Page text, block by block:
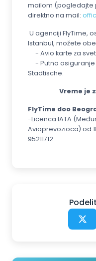
mailom (pogledajte
direktno na mail:
U agenciji FlyTime,
Istanbul, možete
- Avio karte za
- Putno osiguranje
Stadtische.
Vreme je
FlyTime doo
-Licenca IATA
Avioprevozioca) od
95211712